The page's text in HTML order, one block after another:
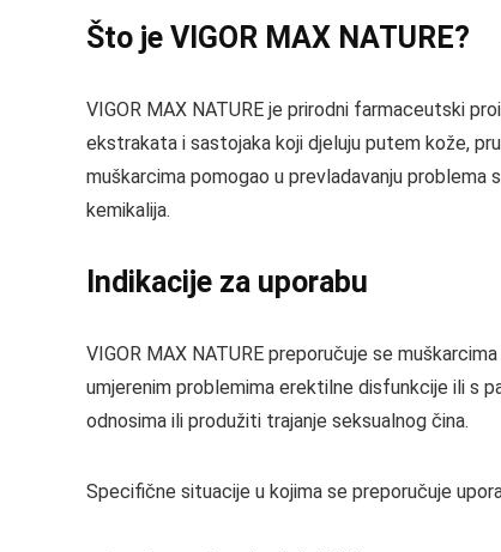
Što je VIGOR MAX NATURE?
VIGOR MAX NATURE je prirodni farmaceutski
ekstrakata i sastojaka koji djeluju putem kože,
muškarcima pomogao u prevladavanju
kemikalija.
Indikacije za uporabu
VIGOR MAX NATURE preporučuje se
umjerenim problemima erektilne disfunkcije ili s
odnosima ili produžiti trajanje seksualnog čina.
Specifične situacije u kojima se preporučuje